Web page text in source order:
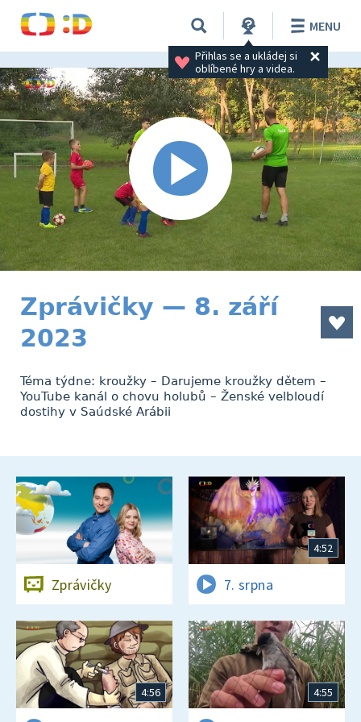
Přihlas se a ukládej si
oblíbené hry a videa.
MENU
Zprávičky — 8. září
2023
Téma týdne: kroužky – Darujeme kroužky dětem –
YouTube kanál o chovu holubů – Ženské velbloudí
dostihy v Saúdské Arábii
Zprávičky
4:52
7. srpna
4:56 4:55